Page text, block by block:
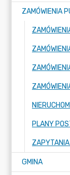
ZAMÓWIENIA
PLANY
GMINA